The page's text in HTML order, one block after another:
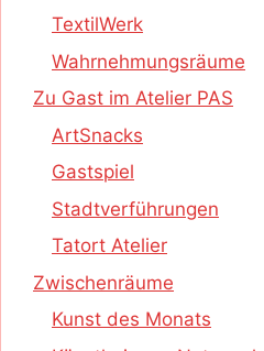
TextilWerk
Wahrnehmungsräume
Zu Gast im Atelier PAS
ArtSnacks
Gastspiel
Stadtverführungen
Tatort Atelier
Zwischenräume
Kunst des Monats